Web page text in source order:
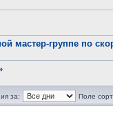
мастер-группе по
за: Поле